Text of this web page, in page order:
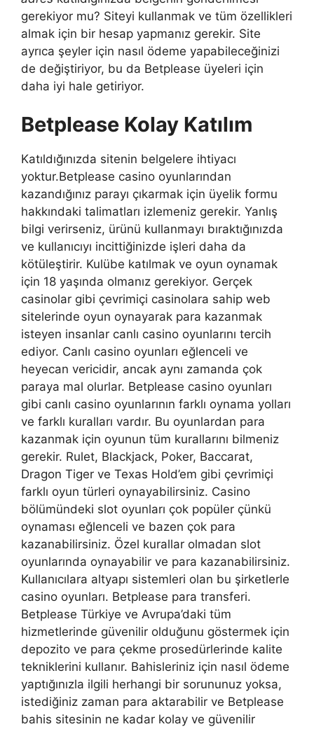
gerekiyor mu? Siteyi kullanmak ve tüm özellikleri
almak için bir hesap yapmanız gerekir. Site
ayrıca şeyler için nasıl ödeme yapabileceğinizi
de değiştiriyor, bu da Betplease üyeleri için
daha iyi hale getiriyor.
Betplease Kolay Katılım
Katıldığınızda sitenin belgelere ihtiyacı
yoktur.Betplease casino oyunlarından
kazandığınız parayı çıkarmak için üyelik formu
hakkındaki talimatları izlemeniz gerekir. Yanlış
bilgi verirseniz, ürünü kullanmayı bıraktığınızda
ve kullanıcıyı incittiğinizde işleri daha da
kötüleştirir. Kulübe katılmak ve oyun oynamak
için 18 yaşında olmanız gerekiyor. Gerçek
casinolar gibi çevrimiçi casinolara sahip web
sitelerinde oyun oynayarak para kazanmak
isteyen insanlar canlı casino oyunlarını tercih
ediyor. Canlı casino oyunları eğlenceli ve
heyecan vericidir, ancak aynı zamanda çok
paraya mal olurlar. Betplease casino oyunları
gibi canlı casino oyunlarının farklı oynama yolları
ve farklı kuralları vardır. Bu oyunlardan para
kazanmak için oyunun tüm kurallarını bilmeniz
gerekir. Rulet, Blackjack, Poker, Baccarat,
Dragon Tiger ve Texas Hold’em gibi çevrimiçi
farklı oyun türleri oynayabilirsiniz. Casino
bölümündeki slot oyunları çok popüler çünkü
oynaması eğlenceli ve bazen çok para
kazanabilirsiniz. Özel kurallar olmadan slot
oyunlarında oynayabilir ve para kazanabilirsiniz.
Kullanıcılara altyapı sistemleri olan bu şirketlerle
casino oyunları. Betplease para transferi.
Betplease Türkiye ve Avrupa’daki tüm
hizmetlerinde güvenilir olduğunu göstermek için
depozito ve para çekme prosedürlerinde kalite
tekniklerini kullanır. Bahisleriniz için nasıl ödeme
yaptığınızla ilgili herhangi bir sorununuz yoksa,
istediğiniz zaman para aktarabilir ve Betplease
bahis sitesinin ne kadar kolay ve güvenilir